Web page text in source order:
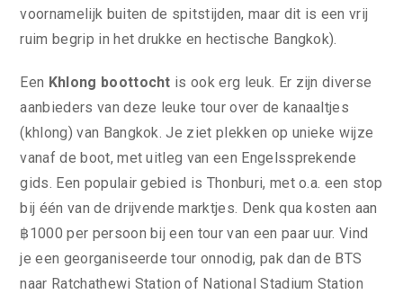
voornamelijk buiten de spitstijden, maar dit is een vrij
ruim begrip in het drukke en hectische Bangkok).
Een Khlong boottocht is ook erg leuk. Er zijn diverse
aanbieders van deze leuke tour over de kanaaltjes
(khlong) van Bangkok. Je ziet plekken op unieke wijze
vanaf de boot, met uitleg van een Engelssprekende
gids. Een populair gebied is Thonburi, met o.a. een stop
bij één van de drijvende marktjes. Denk qua kosten aan
฿1000 per persoon bij een tour van een paar uur. Vind
je een georganiseerde tour onnodig, pak dan de BTS
naar Ratchathewi Station of National Stadium Station